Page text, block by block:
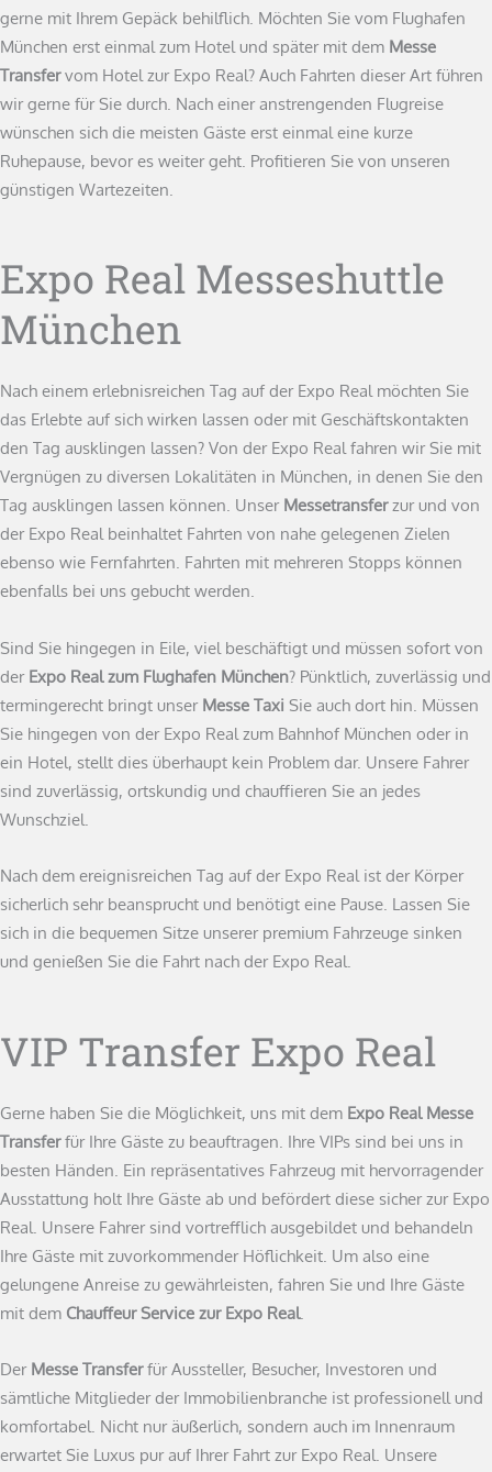
gerne mit Ihrem Gepäck behilflich. Möchten Sie vom Flughafen
München erst einmal zum Hotel und später mit dem Messe
Transfervom Hotel zur Expo Real? Auch Fahrten dieser Art führen
wir gerne für Sie durch. Nach einer anstrengenden Flugreise
wünschen sich die meisten Gäste erst einmal eine kurze
Ruhepause, bevor es weiter geht. Profitieren Sie von unseren
günstigen Wartezeiten.
Expo Real Messeshuttle
München
Nach einem erlebnisreichen Tag auf der Expo Real möchten Sie
das Erlebte auf sich wirken lassen oder mit Geschäftskontakten
den Tag ausklingen lassen? Von der Expo Real fahren wir Sie mit
Vergnügen zu diversen Lokalitäten in München, in denen Sie den
Tag ausklingen lassen können. Unser Messetransferzur und von
der Expo Real beinhaltet Fahrten von nahe gelegenen Zielen
ebenso wie Fernfahrten. Fahrten mit mehreren Stopps können
ebenfalls bei uns gebucht werden.
Sind Sie hingegen in Eile, viel beschäftigt und müssen sofort von
der Expo Real zum Flughafen München? Pünktlich, zuverlässig und
termingerecht bringt unser Messe Taxi Sie auch dort hin. Müssen
Sie hingegen von der Expo Real zum Bahnhof München oder in
ein Hotel, stellt dies überhaupt kein Problem dar. Unsere Fahrer
sind zuverlässig, ortskundig und chauffieren Sie an jedes
Wunschziel.
Nach dem ereignisreichen Tag auf der Expo Real ist der Körper
sicherlich sehr beansprucht und benötigt eine Pause. Lassen Sie
sich in die bequemen Sitze unserer premium Fahrzeuge sinken
und genießen Sie die Fahrt nach der Expo Real.
VIP Transfer Expo Real
Gerne haben Sie die Möglichkeit, uns mit dem Expo Real Messe
Transferfür Ihre Gäste zu beauftragen. Ihre VIPs sind bei uns in
besten Händen. Ein repräsentatives Fahrzeug mit hervorragender
Ausstattung holt Ihre Gäste ab und befördert diese sicher zur Expo
Real. Unsere Fahrer sind vortrefflich ausgebildet und behandeln
Ihre Gäste mit zuvorkommender Höflichkeit. Um also eine
gelungene Anreise zu gewährleisten, fahren Sie und Ihre Gäste
mit dem Chauffeur Service zur Expo Real.
Der Messe Transferfür Aussteller, Besucher, Investoren und
sämtliche Mitglieder der Immobilienbranche ist professionell und
komfortabel. Nicht nur äußerlich, sondern auch im Innenraum
erwartet Sie Luxus pur auf Ihrer Fahrt zur Expo Real. Unsere